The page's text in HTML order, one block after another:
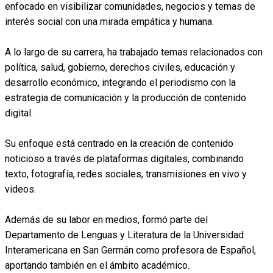
enfocado en visibilizar comunidades, negocios y temas de
interés social con una mirada empática y humana.
A lo largo de su carrera, ha trabajado temas relacionados con
política, salud, gobierno, derechos civiles, educación y
desarrollo económico, integrando el periodismo con la
estrategia de comunicación y la producción de contenido
digital.
Su enfoque está centrado en la creación de contenido
noticioso a través de plataformas digitales, combinando
texto, fotografía, redes sociales, transmisiones en vivo y
videos.
Además de su labor en medios, formó parte del
Departamento de Lenguas y Literatura de la Universidad
Interamericana en San Germán como profesora de Español,
aportando también en el ámbito académico.